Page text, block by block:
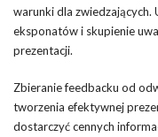
warunki dla
eksponatów i skupienie
prezentacji.
Zbieranie feedbacku od
tworzenia efektywnej
dostarczyć cennych